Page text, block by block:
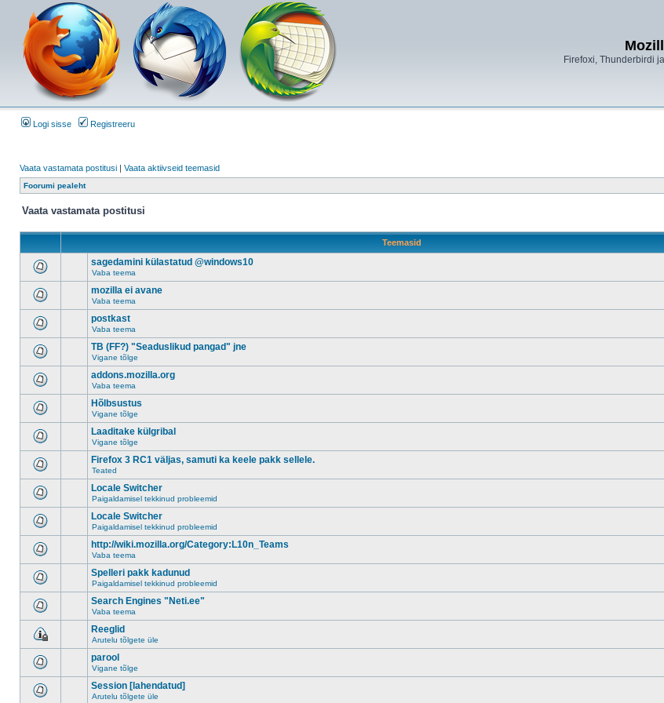
Firefoxi, Thunderbirdi
Logi sisse Registreeru
Vaata vastamata postitusi | Vaata aktiivseid teemasid
Foorumi pealeht
Vaata vastamata postitusi
Teemasid
sagedamini külastatud @windows10
Vaba teema
mozilla ei avane
Vaba teema
postkast
Vaba teema
TB (FF?) "Seaduslikud pangad" jne
Vigane tõlge
addons.mozilla.org
Vaba teema
Hõlbsustus
Vigane tõlge
Laaditake külgribal
Vigane tõlge
Firefox 3 RC1 väljas, samuti ka keele pakk sellele.
Teated
Locale Switcher
Paigaldamisel tekkinud probleemid
Locale Switcher
Paigaldamisel tekkinud probleemid
http://wiki.mozilla.org/Category:L10n_Teams
Vaba teema
Spelleri pakk kadunud
Paigaldamisel tekkinud probleemid
Search Engines "Neti.ee"
Vaba teema
Reeglid
Arutelu tõlgete üle
parool
Vigane tõlge
Session [lahendatud]
Arutelu tõlgete üle